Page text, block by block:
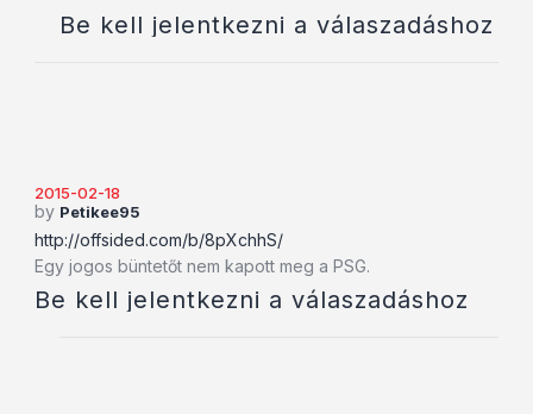
Be kell jelentkezni a válaszadáshoz
2015-02-18
by Petikee95
http://offsided.com/b/8pXchhS/
Egy jogos büntetőt nem kapott meg a PSG.
Be kell jelentkezni a válaszadáshoz